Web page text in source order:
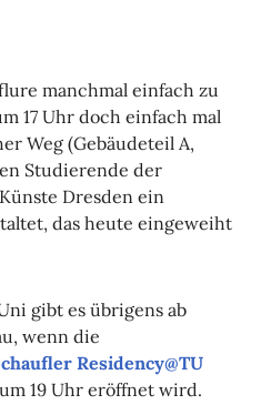
manchmal einfach zu
17 Uhr doch einfach mal
Weg (Gebäudeteil A,
Studierende der
Dresden ein
das heute eingeweiht
gibt es übrigens ab
wenn die
Residency@TU
um 19 Uhr eröffnet wird.